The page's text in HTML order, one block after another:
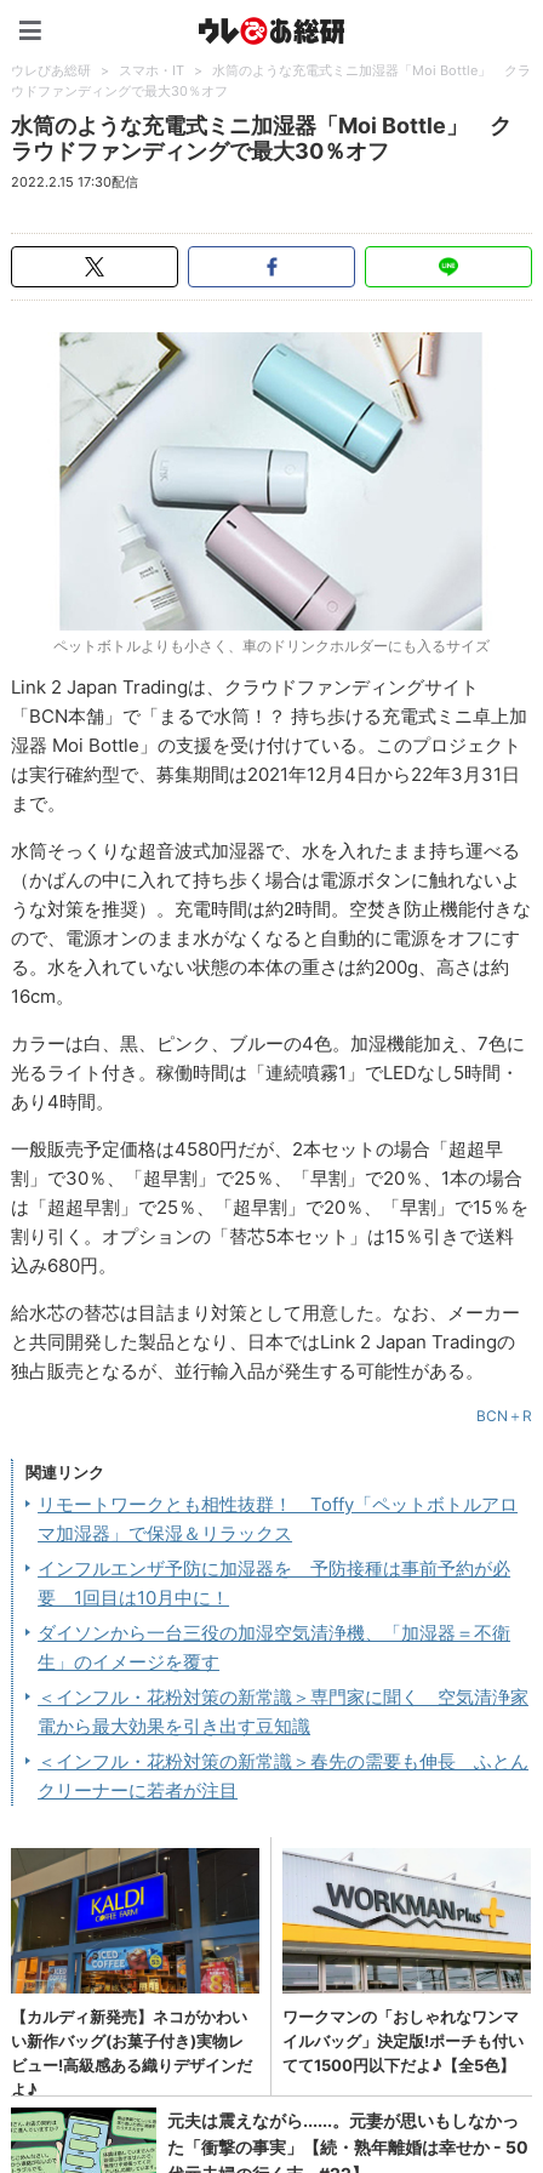
ウレぴあ総研 > スマホ・IT >
水筒のような充電式ミニ加湿器「Moi Bottle」 クラ
ウドファンディングで最大30％オフ
水筒のような充電式ミニ加湿器「Moi Bottle」 ク
ラウドファンディングで最大30％オフ
2022.2.15 17:30配信
ペットボトルよりも小さく、車のドリンクホルダーにも入るサイズ
Link 2 Japan Tradingは、クラウドファンディングサイト
「BCN本舗」で「まるで水筒！？ 持ち歩ける充電式ミニ卓上加
湿器 Moi Bottle」の支援を受け付けている。このプロジェクト
は実行確約型で、募集期間は2021年12月4日から22年3月31日
まで。
水筒そっくりな超音波式加湿器で、水を入れたまま持ち運べる
（かばんの中に入れて持ち歩く場合は電源ボタンに触れないよ
うな対策を推奨）。充電時間は約2時間。空焚き防止機能付きな
ので、電源オンのまま水がなくなると自動的に電源をオフにす
る。水を入れていない状態の本体の重さは約200g、高さは約
16cm。
カラーは白、黒、ピンク、ブルーの4色。加湿機能加え、7色に
光るライト付き。稼働時間は「連続噴霧1」でLEDなし5時間・
あり4時間。
一般販売予定価格は4580円だが、2本セットの場合「超超早
割」で30％、「超早割」で25％、「早割」で20％、1本の場合
は「超超早割」で25％、「超早割」で20％、「早割」で15％を
割り引く。オプションの「替芯5本セット」は15％引きで送料
込み680円。
給水芯の替芯は目詰まり対策として用意した。なお、メーカー
と共同開発した製品となり、日本ではLink 2 Japan Tradingの
独占販売となるが、並行輸入品が発生する可能性がある。
BCN＋R
関連リンク
リモートワークとも相性抜群！ Toffy「ペットボトルアロ
マ加湿器」で保湿＆リラックス
インフルエンザ予防に加湿器を 予防接種は事前予約が必
要 1回目は10月中に！
ダイソンから一台三役の加湿空気清浄機、「加湿器＝不衛
生」のイメージを覆す
＜インフル・花粉対策の新常識＞専門家に聞く 空気清浄家
電から最大効果を引き出す豆知識
＜インフル・花粉対策の新常識＞春先の需要も伸長 ふとん
クリーナーに若者が注目